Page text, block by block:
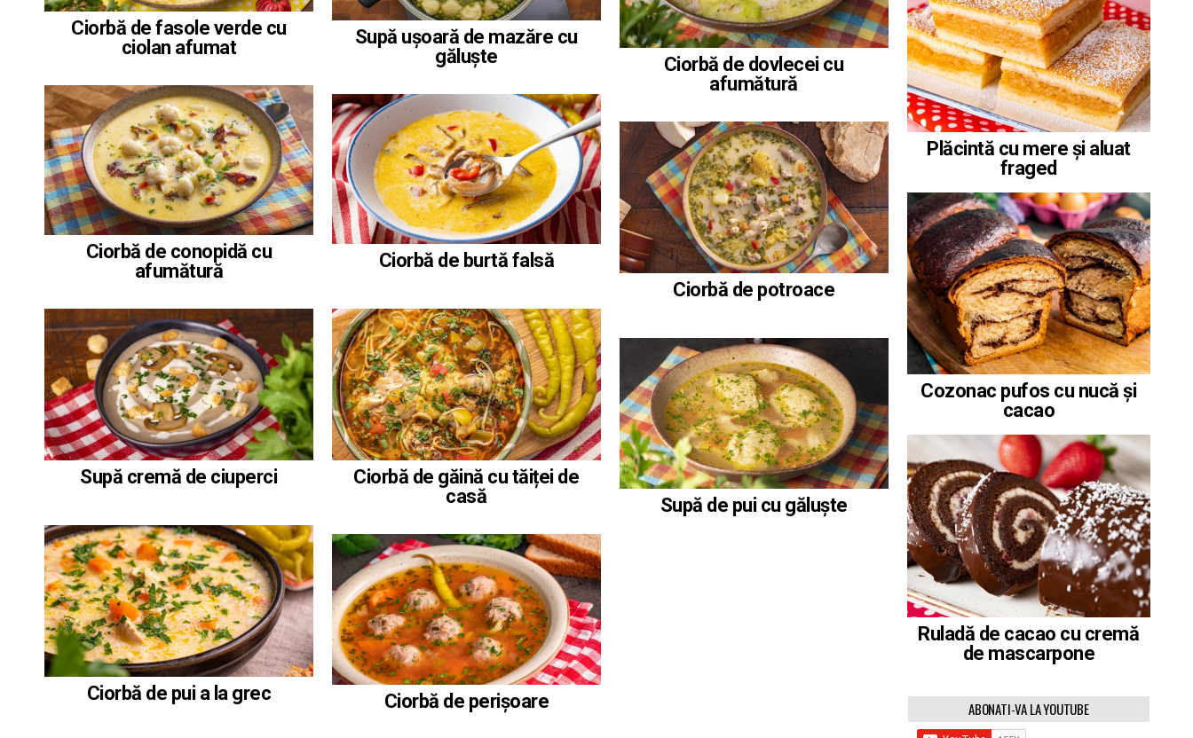
Ciorbă de fasole verde cu
ciolan afumat
Ciorbă de dovlecei cu
afumătură
Supă ușoară de mazăre cu
găluște
Ciorbă de conopidă cu
afumătură
Ciorbă de burtă falsă
Ciorbă de potroace
Supă cremă de ciuperci
Ciorbă de găină cu tăiței de
casă
Supă de pui cu găluște
Ciorbă de pui a la grec Ciorbă de perișoare
Plăcintă cu mere și aluat
fraged
Cozonac pufos cu nucă și
cacao
Ruladă de cacao cu cremă
de mascarpone
ABONATI-VA LA YOUTUBE